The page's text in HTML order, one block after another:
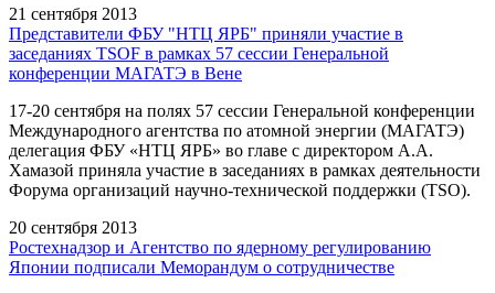
21 сентября 2013
Представители ФБУ "НТЦ ЯРБ" приняли участие в
заседаниях TSOF в рамках 57 сессии Генеральной
конференции МАГАТЭ в Вене
17-20 сентября на полях 57 сессии Генеральной конференции
Международного агентства по атомной энергии (МАГАТЭ)
делегация ФБУ «НТЦ ЯРБ» во главе с директором А.А.
Хамазой приняла участие в заседаниях в рамках деятельности
Форума организаций научно-технической поддержки (TSO).
20 сентября 2013
Ростехнадзор и Агентство по ядерному регулированию
Японии подписали Меморандум о сотрудничестве